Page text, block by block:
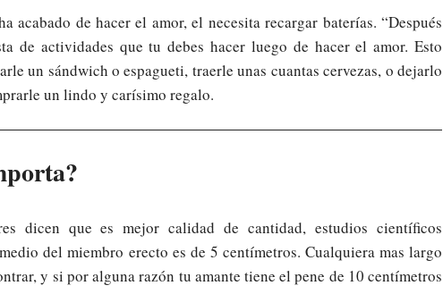
acabado de hacer el amor, el necesita recargar baterías. “Después
de actividades que tu debes hacer luego de hacer el amor. Esto
un sándwich o espagueti, traerle unas cuantas cervezas, o dejarlo
un lindo y carísimo regalo.
dicen que es mejor calidad de cantidad, estudios científicos
del miembro erecto es de 5 centímetros. Cualquiera mas largo
y si por alguna razón tu amante tiene el pene de 10 centímetros